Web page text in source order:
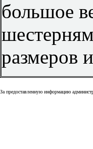
большое
размеров
За предоставленную информацию